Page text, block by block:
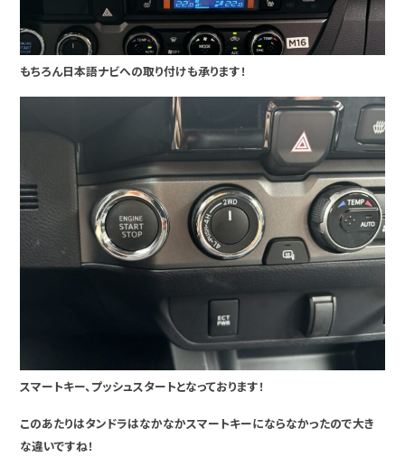
もちろん日本語ナビへの取り付けも承ります！
スマートキー、プッシュスタートとなっております！
このあたりはタンドラはなかなかスマートキーにならなかったので大き
な違いですね！